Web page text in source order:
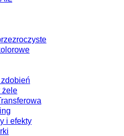
żele
i efekty